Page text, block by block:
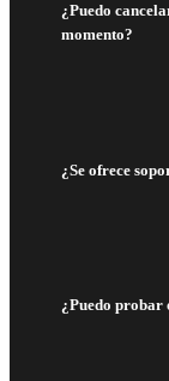
¿Puedo
momento?
¿Se ofrece
¿Puedo probar